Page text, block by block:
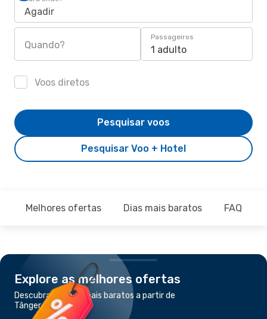
Agadir
Quando?
Passageiros
1 adulto
Voos diretos
Pesquisar Voo + Hotel
Pesquisar voos
Melhores ofertas Dias mais baratos FAQ
Explore as melhores ofertas
Descubra os voos mais baratos a partir de
Tânger para Agadir